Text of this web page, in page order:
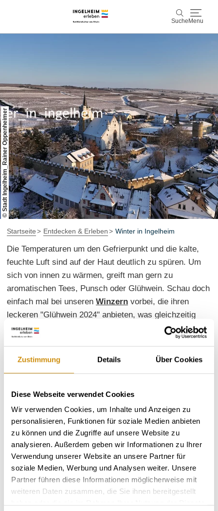
Zustimmung Details Über Cookies
Diese Webseite verwendet Cookies
Wir verwenden Cookies, um Inhalte und Anzeigen zu
personalisieren, Funktionen für soziale Medien anbieten
zu können und die Zugriffe auf unsere Website zu
analysieren. Außerdem geben wir Informationen zu Ihrer
Verwendung unserer Website an unsere Partner für
soziale Medien, Werbung und Analysen weiter. Unsere
Partner führen diese Informationen möglicherweise mit
weiteren Daten zusammen, die Sie ihnen bereitgestellt
Suche Menu
Kaiserpfalz, Kunst & Kultur
Planen & Buchen
Info & Service
Leichte SpracheUnterkünfteErlebnisse buchen
© Stadt Ingelheim_Rainer Oppenheimer
Startseite Entdecken & Erleben Winter in Ingelheim
Die Temperaturen um den Gefrierpunkt und die kalte,
feuchte Luft sind auf der Haut deutlich zu spüren. Um
sich von innen zu wärmen, greift man gern zu
aromatischen Tees, Punsch oder Glühwein. Schau doch
einfach mal bei unseren Winzern vorbei, die ihren
leckeren "Glühwein 2024" anbieten, was gleichzeitig
auch ein ideales Getränk für die Straßenfassenacht ist.
Unser Schlechtwettertipp:Wenn das Wetter einen
Spaziergang in der Natur nicht zulässt, bringt ein
Besuch in der Sauna derRheinwellewohlige Wärme.